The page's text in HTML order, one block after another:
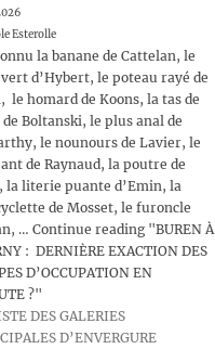
Esterolle
la banane de Cattelan, le
d’Hybert, le poteau rayé de
le homard de Koons, la tas de
Boltanski, le plus anal de
le nounours de Lavier, le
de Raynaud, la poutre de
la literie puante d’Emin, la
de Mosset, le furoncle
… Continue reading "BUREN À
: DERNIÈRE EXACTION DES
D’OCCUPATION EN
?"
DES GALERIES
D’ENVERGURE